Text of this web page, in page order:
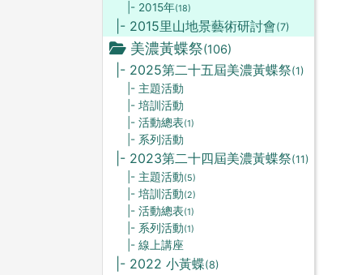
|- 2015年(18)
|- 2015里山地景藝術研討會(7)
美濃黃蝶祭(106)
|- 2025第二十五屆美濃黃蝶祭(1)
|- 主題活動
|- 培訓活動
|- 活動總表(1)
|- 系列活動
|- 2023第二十四屆美濃黃蝶祭(11)
|- 主題活動(5)
|- 培訓活動(2)
|- 活動總表(1)
|- 系列活動(1)
|- 線上講座
|- 2022 小黃蝶(8)